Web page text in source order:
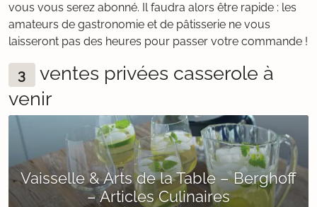
vous vous serez abonné. Il faudra alors être rapide : les
amateurs de gastronomie et de pâtisserie ne vous
laisseront pas des heures pour passer votre commande !
3
ventes privées casserole à
venir
Vaisselle & Arts de la Table – Berghoff
– Articles Culinaires